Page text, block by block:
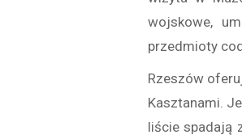
wojskowe,
przedmioty
Rzeszów
Kasztanami.
liście spadają